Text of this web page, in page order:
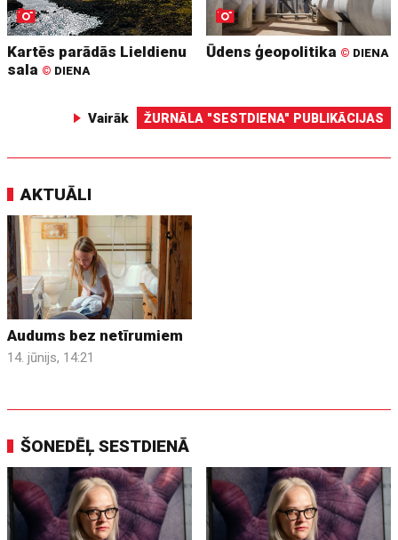
Kartēs parādās Lieldienu
sala © DIENA
Ūdens ģeopolitika © DIENA
Vairāk ŽURNĀLA "SESTDIENA" PUBLIKĀCIJAS
AKTUĀLI
Audums bez netīrumiem
14. jūnijs, 14:21
ŠONEDĒĻ SESTDIENĀ